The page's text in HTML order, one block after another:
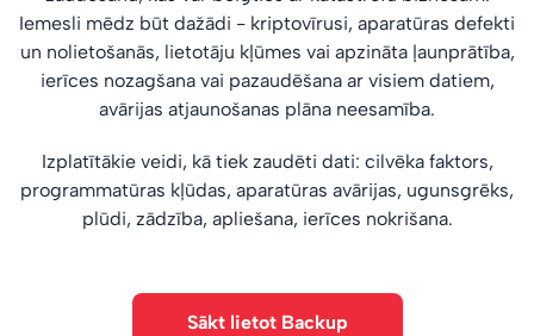
Iemesli mēdz būt dažādi - kriptovīrusi, aparatūras defekti
un nolietošanās, lietotāju kļūmes vai apzināta ļaunprātība,
ierīces nozagšana vai pazaudēšana ar visiem datiem,
avārijas atjaunošanas plāna neesamība.
Izplatītākie veidi, kā tiek zaudēti dati: cilvēka faktors,
programmatūras kļūdas, aparatūras avārijas, ugunsgrēks,
plūdi, zādzība, apliešana, ierīces nokrišana.
Sākt lietot Backup